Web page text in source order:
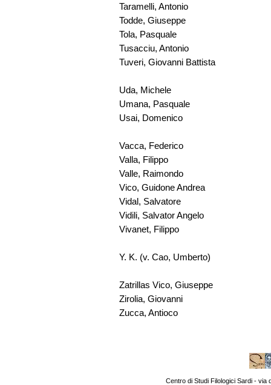
Taramelli, Antonio
Todde, Giuseppe
Tola, Pasquale
Tusacciu, Antonio
Tuveri, Giovanni Battista
Uda, Michele
Umana, Pasquale
Usai, Domenico
Vacca, Federico
Valla, Filippo
Valle, Raimondo
Vico, Guidone Andrea
Vidal, Salvatore
Vidili, Salvator Angelo
Vivanet, Filippo
Y. K. (v. Cao, Umberto)
Zatrillas Vico, Giuseppe
Zirolia, Giovanni
Zucca, Antioco
Centro di Studi Filologici Sardi - via